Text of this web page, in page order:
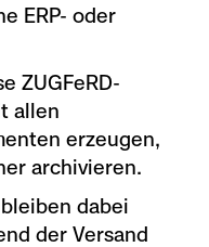
ERP- oder
ZUGFeRD-
allen
erzeugen,
archivieren.
dabei
der Versand